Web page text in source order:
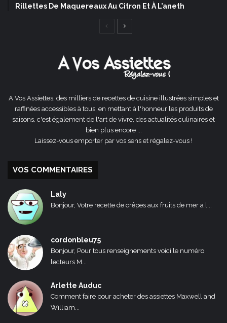
Rillettes De Maquereaux Au Citron Et À L’aneth
Page
A Vos Assiettes, des milliers de recettes de cuisine illustrées simples et
raffinées accessibles à tous, en mettant à l'honneur les produits de
saisons, c'est également de l'art de vivre, des actualités culinaires et
bien plus encore ...
Laissez-vous emporter par vos sens et régalez-vous !
VOS COMMENTAIRES
Laly
Bonjour, Votre recette de crêpes aux fruits de mer a l...
cordonbleu75
Bonjour, Pour tous renseignements voici le numéro
lecteurs M...
Arlette Auduc
Comment faire pour acheter des assiettes Maxwell and
William...